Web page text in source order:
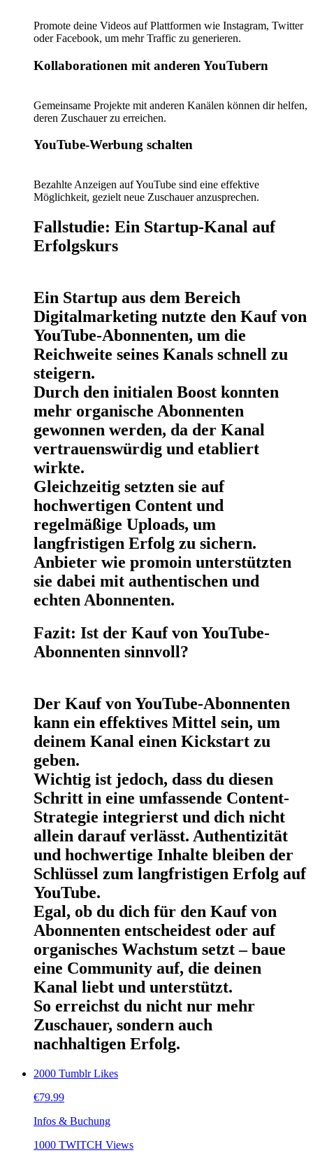
Promote deine Videos auf Plattformen wie Instagram, Twitter
oder Facebook, um mehr Traffic zu generieren.
Kollaborationen mit anderen YouTubern
Gemeinsame Projekte mit anderen Kanälen können dir helfen,
deren Zuschauer zu erreichen.
YouTube-Werbung schalten
Bezahlte Anzeigen auf YouTube sind eine effektive
Möglichkeit, gezielt neue Zuschauer anzusprechen.
Fallstudie: Ein Startup-Kanal auf
Erfolgskurs
Ein Startup aus dem Bereich
Digitalmarketing nutzte den Kauf von
YouTube-Abonnenten, um die
Reichweite seines Kanals schnell zu
steigern.
Durch den initialen Boost konnten
mehr organische Abonnenten
gewonnen werden, da der Kanal
vertrauenswürdig und etabliert
wirkte.
Gleichzeitig setzten sie auf
hochwertigen Content und
regelmäßige Uploads, um
langfristigen Erfolg zu sichern.
Anbieter wie promoin unterstützten
sie dabei mit authentischen und
echten Abonnenten.
Fazit: Ist der Kauf von YouTube-
Abonnenten sinnvoll?
Der Kauf von YouTube-Abonnenten
kann ein effektives Mittel sein, um
deinem Kanal einen Kickstart zu
geben.
Wichtig ist jedoch, dass du diesen
Schritt in eine umfassende Content-
Strategie integrierst und dich nicht
allein darauf verlässt. Authentizität
und hochwertige Inhalte bleiben der
Schlüssel zum langfristigen Erfolg auf
YouTube.
Egal, ob du dich für den Kauf von
Abonnenten entscheidest oder auf
organisches Wachstum setzt – baue
eine Community auf, die deinen
Kanal liebt und unterstützt.
So erreichst du nicht nur mehr
Zuschauer, sondern auch
nachhaltigen Erfolg.
2000 Tumblr Likes
€79.99
Infos & Buchung
1000 TWITCH Views